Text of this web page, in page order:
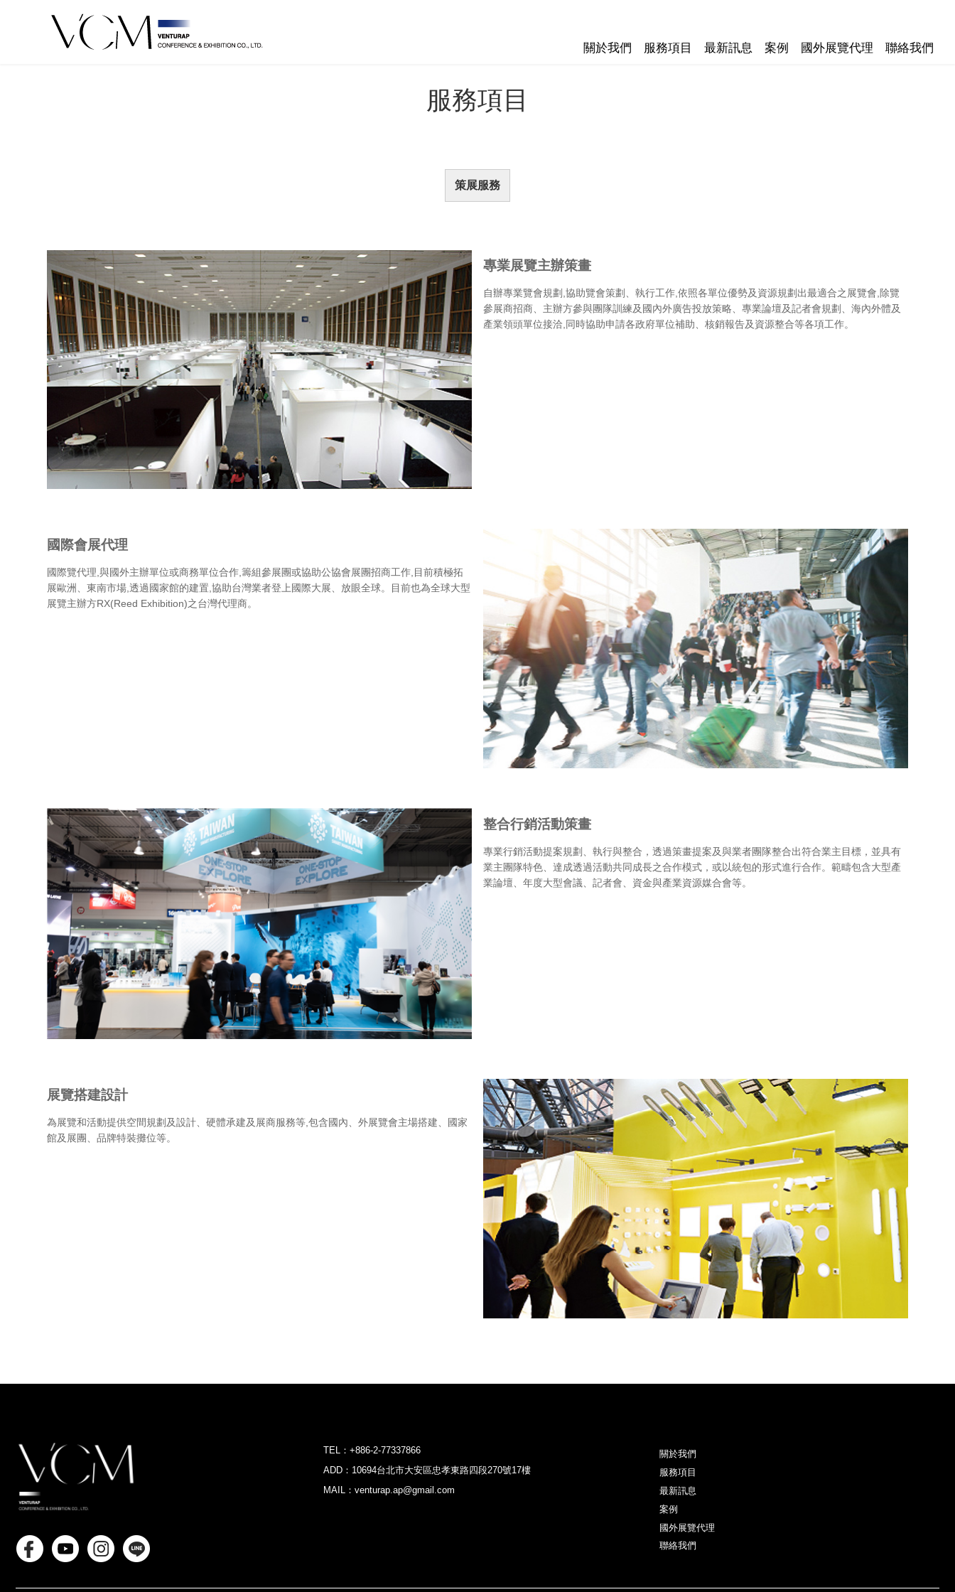
關於我們 服務項目 最新訊息 案例 國外展覽代理 聯絡我們
服務項目
策展服務
專業展覽主辦策畫
自辦專業覽會規劃,協助覽會策劃、執行工作,依照各單位優勢及資源規劃出最適合之展覽會,除覽
參展商招商、主辦方參與團隊訓練及國內外廣告投放策略、專業論壇及記者會規劃、海內外體及
產業領頭單位接洽,同時協助申請各政府單位補助、核銷報告及資源整合等各項工作。
國際會展代理
國際覽代理,與國外主辦單位或商務單位合作,籌組參展團或協助公協會展團招商工作,目前積極拓
展歐洲、東南市場,透過國家館的建置,協助台灣業者登上國際大展、放眼全球。目前也為全球大型
展覽主辦方RX(Reed Exhibition)之台灣代理商。
整合行銷活動策畫
專業行銷活動提案規劃、執行與整合，透過策畫提案及與業者團隊整合出符合業主目標，並具有
業主團隊特色、達成透過活動共同成長之合作模式，或以統包的形式進行合作。範疇包含大型產
業論壇、年度大型會議、記者會、資金與產業資源媒合會等。
展覽搭建設計
為展覽和活動提供空間規劃及設計、硬體承建及展商服務等,包含國內、外展覽會主場搭建、國家
館及展團、品牌特裝攤位等。
TEL：+886-2-77337866
ADD：10694台北市大安區忠孝東路四段270號17樓
MAIL：venturap.ap@gmail.com
關於我們
服務項目
最新訊息
案例
國外展覽代理
聯絡我們